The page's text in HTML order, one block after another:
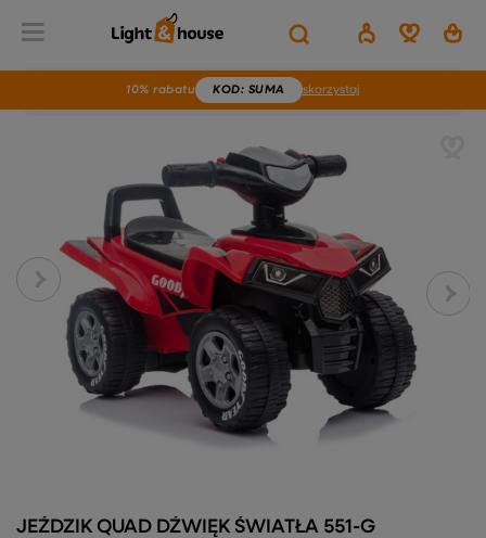
10% rabatu KOD: SUMA skorzystaj
JEŹDZIK QUAD DŹWIĘK ŚWIATŁA 551-G